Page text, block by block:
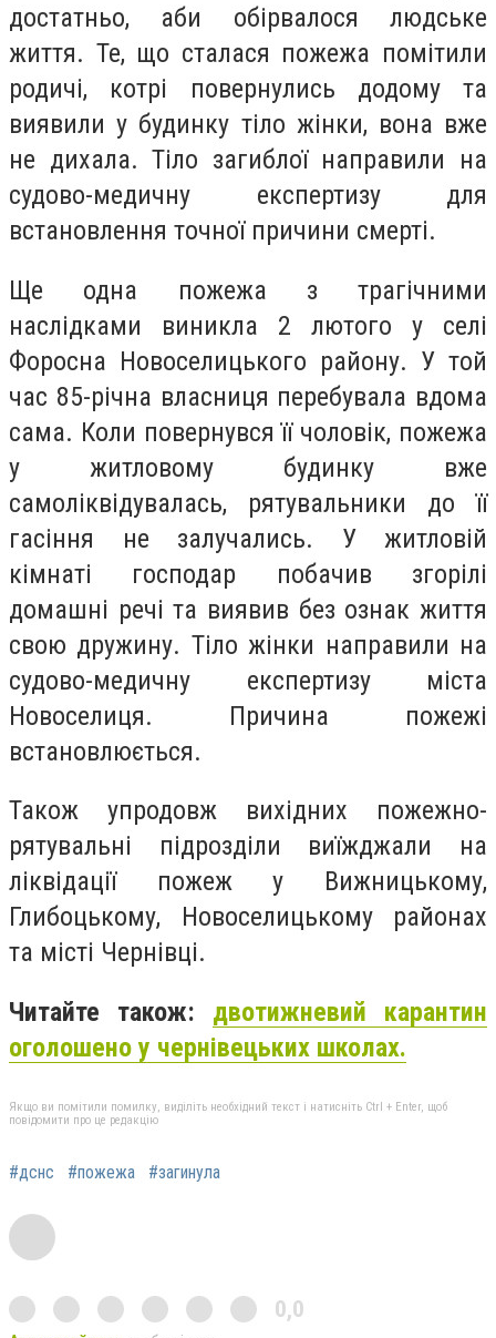
достатньо, аби обірвалося людське
життя. Те, що сталася пожежа помітили
родичі, котрі повернулись додому та
виявили у будинку тіло жінки, вона вже
не дихала. Тіло загиблої направили на
судово-медичну експертизу для
встановлення точної причини смерті.
Ще одна пожежа з трагічними
наслідками виникла 2 лютого у селі
Форосна Новоселицького району. У той
час 85-річна власниця перебувала вдома
сама. Коли повернувся її чоловік, пожежа
у житловому будинку вже
самоліквідувалась, рятувальники до її
гасіння не залучались. У житловій
кімнаті господар побачив згорілі
домашні речі та виявив без ознак життя
свою дружину. Тіло жінки направили на
судово-медичну експертизу міста
Новоселиця. Причина пожежі
встановлюється.
Також упродовж вихідних пожежно-
рятувальні підрозділи виїжджали на
ліквідації пожеж у Вижницькому,
Глибоцькому, Новоселицькому районах
та місті Чернівці.
Читайте також: двотижневий карантин
оголошено у чернівецьких школах.
Якщо ви помітили помилку, виділіть необхідний текст і натисніть Ctrl + Enter, щоб
повідомити про це редакцію
#дснс #пожежа #загинула
0,0